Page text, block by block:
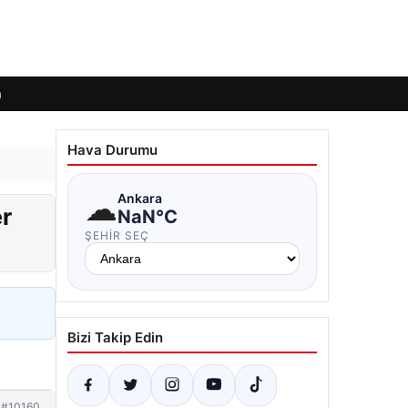
Hava Durumu
☁Ankara
NaN°C
ŞEHIR SEÇ
Bizi Takip Edin